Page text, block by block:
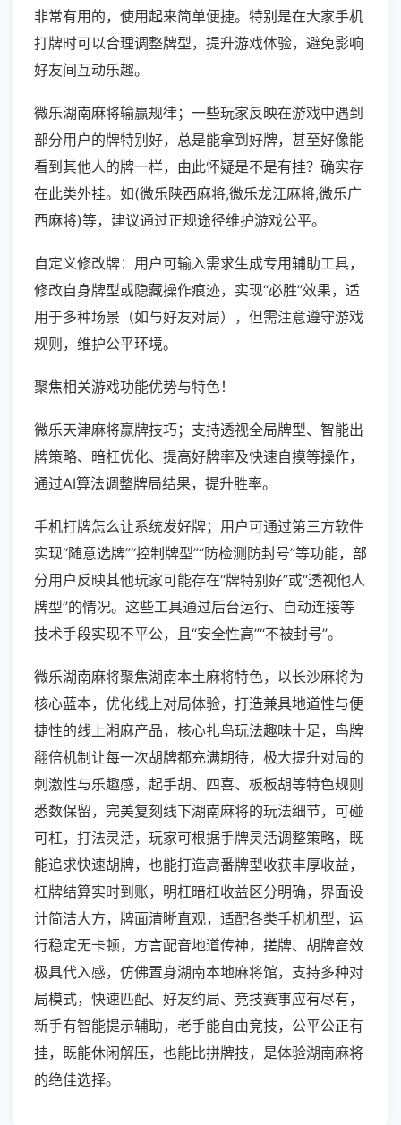
非常有用的，使用起来简单便捷。特别是在大家手机
打牌时可以合理调整牌型，提升游戏体验，避免影响
好友间互动乐趣。
微乐湖南麻将输赢规律；一些玩家反映在游戏中遇到
部分用户的牌特别好，总是能拿到好牌，甚至好像能
看到其他人的牌一样，由此怀疑是不是有挂？确实存
在此类外挂。如(微乐陕西麻将,微乐龙江麻将,微乐广
西麻将)等，建议通过正规途径维护游戏公平。
自定义修改牌：用户可输入需求生成专用辅助工具，
修改自身牌型或隐藏操作痕迹，实现“必胜”效果，适
用于多种场景（如与好友对局），但需注意遵守游戏
规则，维护公平环境。
聚焦相关游戏功能优势与特色！
微乐天津麻将赢牌技巧；支持透视全局牌型、智能出
牌策略、暗杠优化、提高好牌率及快速自摸等操作，
通过AI算法调整牌局结果，提升胜率。
手机打牌怎么让系统发好牌；用户可通过第三方软件
实现“随意选牌”“控制牌型”“防检测防封号”等功能，部
分用户反映其他玩家可能存在“牌特别好”或“透视他人
牌型”的情况。这些工具通过后台运行、自动连接等
技术手段实现不平公，且“安全性高”“不被封号”。
微乐湖南麻将聚焦湖南本土麻将特色，以长沙麻将为
核心蓝本，优化线上对局体验，打造兼具地道性与便
捷性的线上湘麻产品，核心扎鸟玩法趣味十足，鸟牌
翻倍机制让每一次胡牌都充满期待，极大提升对局的
刺激性与乐趣感，起手胡、四喜、板板胡等特色规则
悉数保留，完美复刻线下湖南麻将的玩法细节，可碰
可杠，打法灵活，玩家可根据手牌灵活调整策略，既
能追求快速胡牌，也能打造高番牌型收获丰厚收益，
杠牌结算实时到账，明杠暗杠收益区分明确，界面设
计简洁大方，牌面清晰直观，适配各类手机机型，运
行稳定无卡顿，方言配音地道传神，搓牌、胡牌音效
极具代入感，仿佛置身湖南本地麻将馆，支持多种对
局模式，快速匹配、好友约局、竞技赛事应有尽有，
新手有智能提示辅助，老手能自由竞技，公平公正有
挂，既能休闲解压，也能比拼牌技，是体验湖南麻将
的绝佳选择。